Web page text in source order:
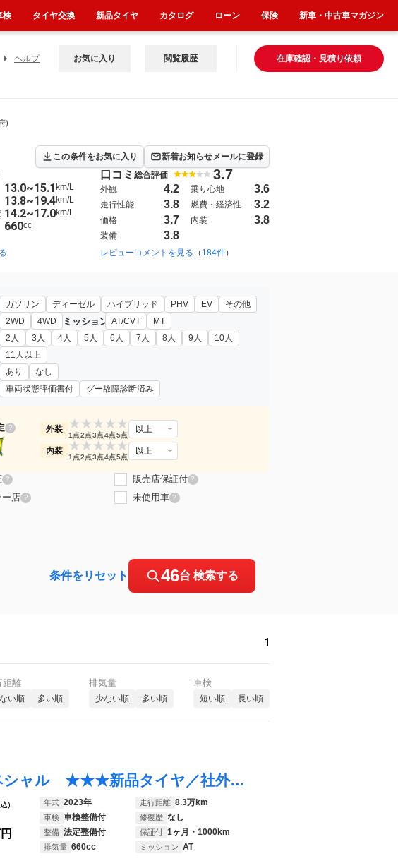
ヘルプ 在庫確認・見積り依頼
お気に入り 閲覧履歴
)
この条件をお気に入り 新着お知らせメールに登録
（64） 2015年2月~（1404）
13.0~15.1 km/L
13.8~19.4km/L
14.2~17.0km/L
660cc
口コミ 総合評価 3.7
外観 4.2 乗り心地 3.6
走行性能 3.8 燃費・経済性 3.2
価格 3.7 内装 3.8
装備 3.8
レビューコメントを見る （ 184件）
ガソリン ディーゼル ハイブリッド PHV EV その他
2WD 4WD ミッション AT/CVT MT
2人 3人 4人 5人 6人 7人 8人 9人
10人
11人以上
あり なし
車両状態評価書付 グー故障診断済み
? 外装 ★
1点
★
2点
★
3点
★
4点
★
5点
以上
内装 ★
1点
★
2点
★
3点
★
4点
★
5点
以上
? 販売店保証付 ?
ー店 ? 未使用車 ?
条件をリセット 46台 検索する
1
距離
い順 多い順
排気量
少ない順 多い順
車検
短い順 長い順
エブリイワゴン ＰＺターボスペシャル ★★★新品タイヤ／社外 ＳＤナビ／衝突安全装置／両側電動スライドドア／オートステップ／ドライブレコーダー 前後／ヘッドランプ ＨＩＤ／ＵＳＢジャック／Ｂｌｕｅｔｏｏｔｈ接続／ＥＴＣ／ＥＢＤ付ＡＢＳ
) 年式 2023年 走行距離 8.3万km
車検 車検整備付 修復歴 なし
整備 法定整備付 保証付 1ヶ月・1000km
排気量 660cc ミッション AT
検 タイヤ交換 新品タイヤ カタログ ローン 保険 新車・中古車マガジン